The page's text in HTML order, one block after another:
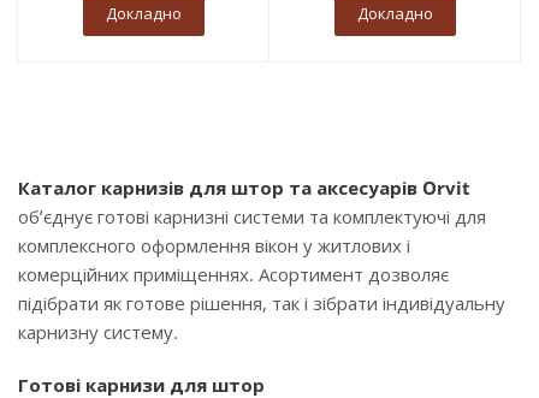
Докладно Докладно
Каталог карнизів для штор та аксесуарів Orvit
об’єднує готові карнизні системи та комплектуючі для
комплексного оформлення вікон у житлових і
комерційних приміщеннях. Асортимент дозволяє
підібрати як готове рішення, так і зібрати індивідуальну
карнизну систему.
Готові карнизи для штор